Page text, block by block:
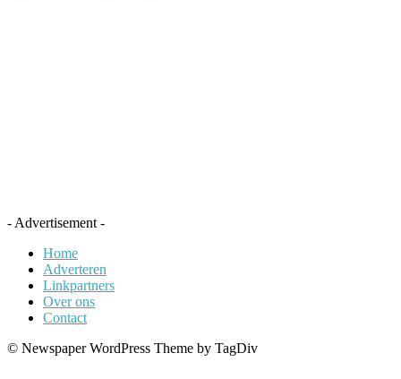
- Advertisement -
Home
Adverteren
Linkpartners
Over ons
Contact
© Newspaper WordPress Theme by TagDiv